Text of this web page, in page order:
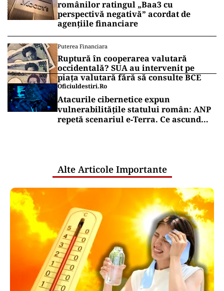
românilor ratingul „Baa3 cu
perspectivă negativă” acordat de
agențiile financiare
Puterea Financiara
Ruptură în cooperarea valutară
occidentală? SUA au intervenit pe
piața valutară fără să consulte BCE
Oficiuldestiri.ro
Atacurile cibernetice expun
vulnerabilitățile statului român: ANP
repetă scenariul e‑Terra. Ce ascund
Alte Articole Importante